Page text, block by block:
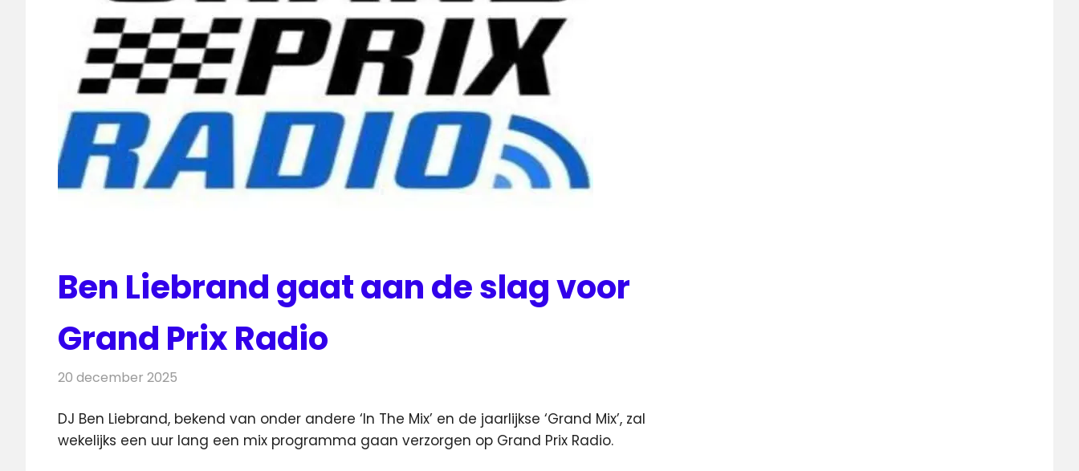
Ben Liebrand gaat aan de slag voor
Grand Prix Radio
20 december 2025
DJ Ben Liebrand, bekend van onder andere ‘In The Mix’ en de jaarlijkse ‘Grand Mix’, zal
wekelijks een uur lang een mix programma gaan verzorgen op Grand Prix Radio.